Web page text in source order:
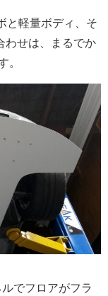
と軽量ボディ、そ
わせは、まるでか
。
でフロアがフラ